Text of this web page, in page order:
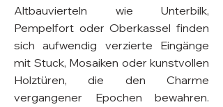
Altbauvierteln wie Unterbilk,
Pempelfort oder Oberkassel finden
sich aufwendig verzierte Eingänge
mit Stuck, Mosaiken oder kunstvollen
Holztüren, die den Charme
vergangener Epochen bewahren.